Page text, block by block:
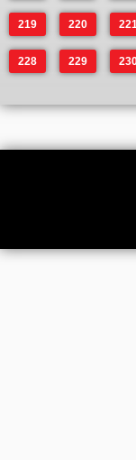
219 220
228 229